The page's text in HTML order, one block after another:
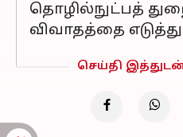
தொழில்நுட்பத்
விவாதத்தை
செய்தி